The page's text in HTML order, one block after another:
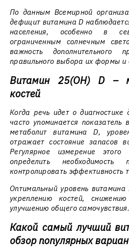
По данным Всемирной
дефицит витамина D
населения, особенно в
ограниченным солнечным
важность дополнительного
правильного выбора их формы и
Витамин 25(ОН) D –
костей
Когда речь идет о
часто упоминается
метаболит витамина D,
отражает состояние запасов
Регулярное измерение этого
определить
контролировать эффективность
Оптимальный уровень витамина
укреплению костей,
улучшению общего самочувствия.
Какой самый лучший
обзор популярных